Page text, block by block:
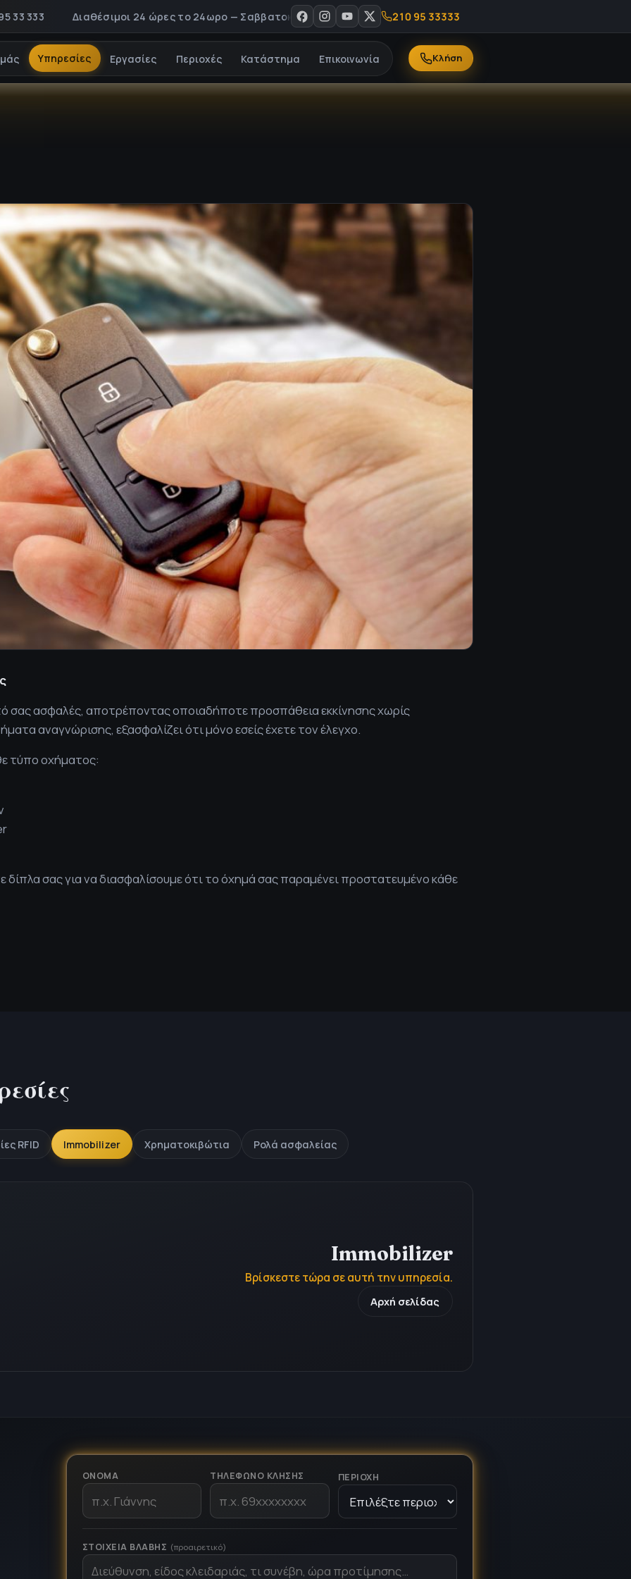
Διαθέσιμοι 24 ώρες το 24ωρο — Σαββατοκύριακα & αργίες - Καλέστε μας στο 210 95 33 333
694 439 0590
Υπηρεσίες Εργασίες Περιοχές Κατάστημα Επικοινωνία Κλήση
σας ασφαλές, αποτρέποντας οποιαδήποτε προσπάθεια εκκίνησης χωρίς
αναγνώρισης, εξασφαλίζει ότι μόνο εσείς έχετε τον έλεγχο.
τύπο οχήματος:
δίπλα σας για να διασφαλίσουμε ότι το όχημά σας παραμένει προστατευμένο κάθε
RFID Immobilizer Χρηματοκιβώτια Ρολά ασφαλείας
Immobilizer
Βρίσκεστε τώρα σε αυτή την υπηρεσία.
Αρχή σελίδας
ΌΝΟΜΑ ΤΗΛΈΦΩΝΟ ΚΛΉΣΗΣ ΠΕΡΙΟΧΉ
ΣΤΟΙΧΕΊΑ ΒΛΆΒΗΣ (προαιρετικό)